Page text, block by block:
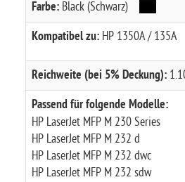
Farbe: Black (Schwarz)
Kompatibel zu: HP 1350A / 135A
Reichweite (bei 5% Deckung):
Passend für folgende Modelle:
HP LaserJet MFP M 230 Series
HP LaserJet MFP M 232 d
HP LaserJet MFP M 232 dwc
HP LaserJet MFP M 232 sdw